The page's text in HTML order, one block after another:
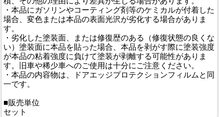
・本品にガソリンやコーティング剤等のケミカルが付着した
場合、変色または本品の表面光沢が劣化する場合がありま
す。
・劣化した塗装面、または修復歴のある（修復状態の良くな
い）塗装面に本品を貼った場合、本品を剥がす際に塗装強度
が本品の粘着強度に負けて塗装が剥離する可能性がありま
す。旧車や稀少車へのご使用は十分にご注意ください。
・本品の内容物は、ドアエッジプロテクションフィルムと同
一です。
■販売単位
セット